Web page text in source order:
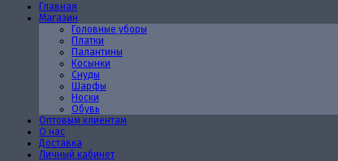
Главная
Магазин
Головные уборы
Платки
Палантины
Косынки
Снуды
Шарфы
Носки
Обувь
Оптовым клиентам
О нас
Доставка
Личный кабинет